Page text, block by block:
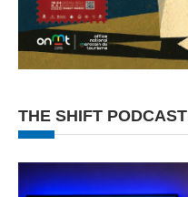
THE SHIFT PODCAST